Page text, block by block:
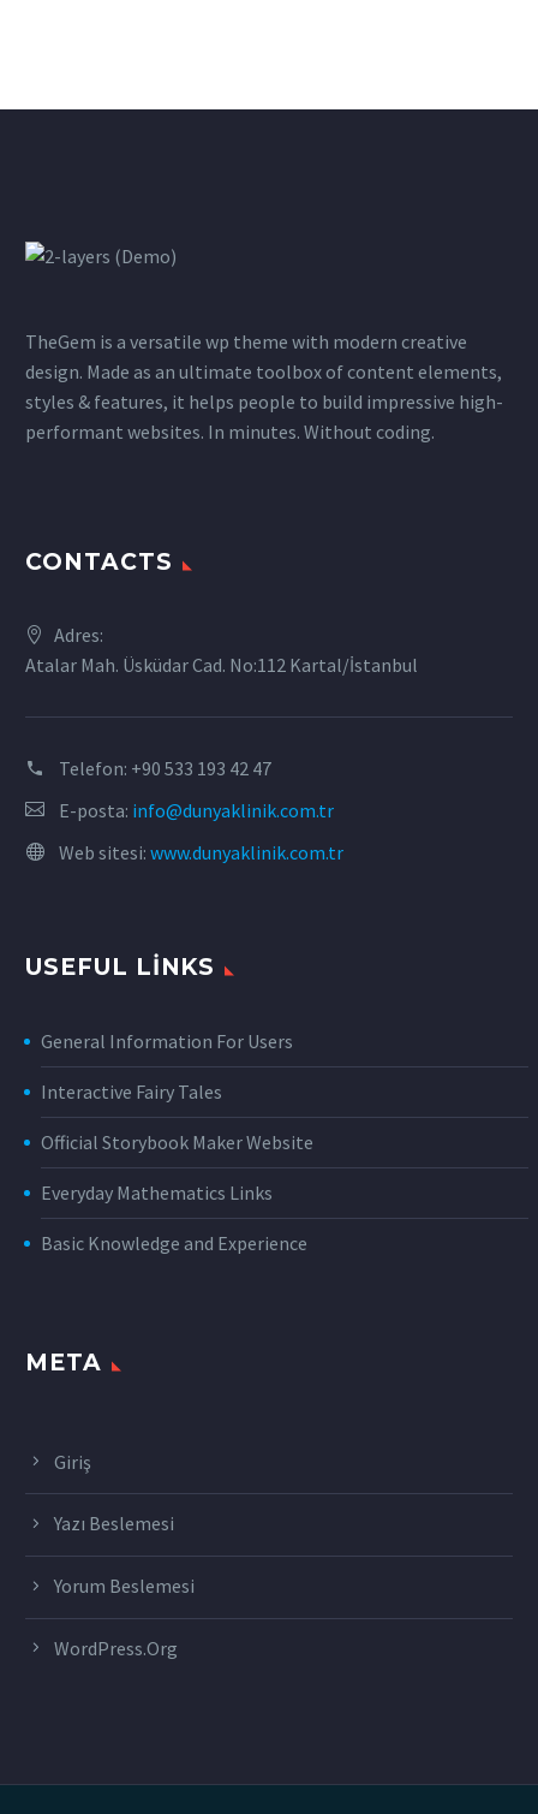
TheGem is a versatile wp theme with modern creative
design. Made as an ultimate toolbox of content elements,
styles & features, it helps people to build impressive high-
performant websites. In minutes. Without coding.
CONTACTS
Adres:
Atalar Mah. Üsküdar Cad. No:112 Kartal/İstanbul
Telefon: +90 533 193 42 47
E-posta: info@dunyaklinik.com.tr
Web sitesi: www.dunyaklinik.com.tr
USEFUL LINKS
General Information For Users
Interactive Fairy Tales
Official Storybook Maker Website
Everyday Mathematics Links
Basic Knowledge and Experience
META
Giriş
Yazı Beslemesi
Yorum Beslemesi
WordPress.org